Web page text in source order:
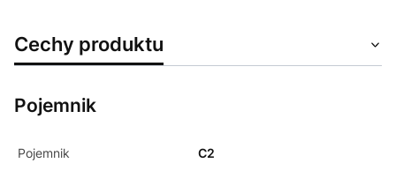
Cechy produktu
Pojemnik
Pojemnik C2